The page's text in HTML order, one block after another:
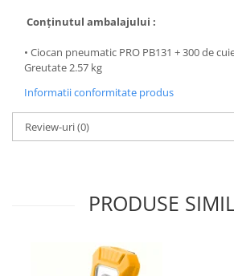
Conţinutul ambalajului :
• Ciocan pneumatic PRO PB131 + 300 de
Greutate 2.57 kg
Informatii conformitate produs
Review-uri(0)
PRODUSE